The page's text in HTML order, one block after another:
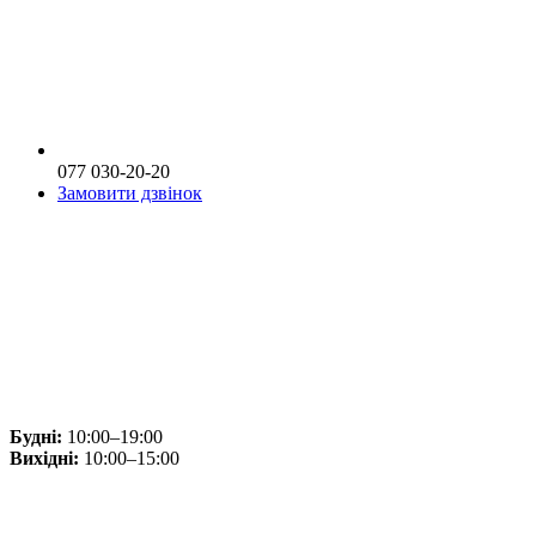
077 030-20-20
Замовити дзвінок
Будні: 10:00–19:00
Вихідні: 10:00–15:00